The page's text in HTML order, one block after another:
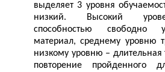
выделяет 3 уровня
низкий. Высокий
способностью свободно
материал, среднему уровню
низкому уровню – длительная
повторение пройденного